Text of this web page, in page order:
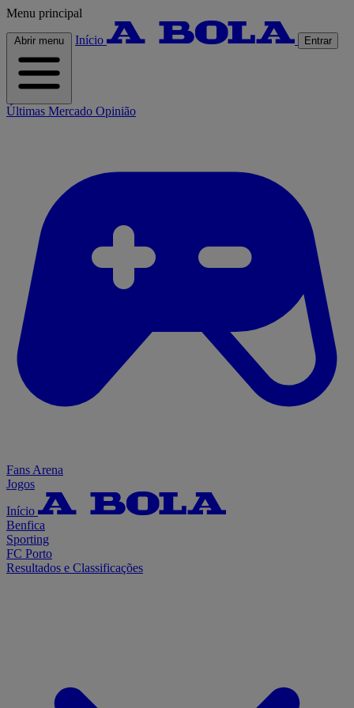
Menu principal
Abrir menu Início Entrar
Últimas Mercado Opinião
Fans Arena
Jogos
Início
Benfica
Sporting
FC Porto
Resultados e Classificações